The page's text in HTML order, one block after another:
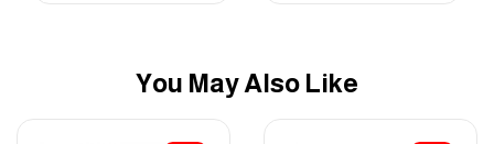
You May Also Like